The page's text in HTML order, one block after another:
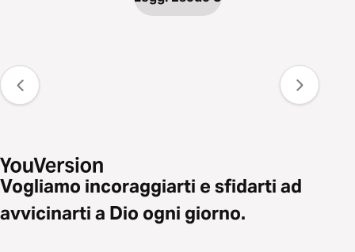
Vogliamo incoraggiarti e sfidarti ad
avvicinarti a Dio ogni giorno.